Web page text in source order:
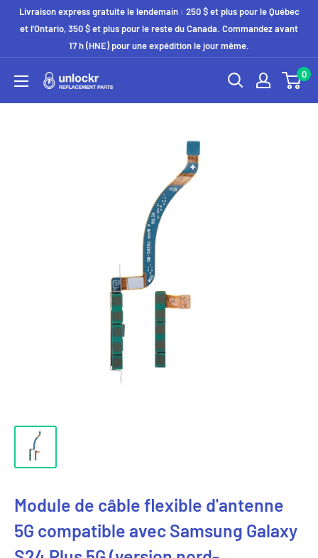
PasserLivraison express gratuite le lendemain : 250 $ et plus pour le Québec
et l'Ontario, 350 $ et plus pour le reste du Canada. Commandez avant
17 h (HNE) pour une expédition le jour même.
Unlockr
0
Module de câble flexible d'antenne
5G compatible avec Samsung Galaxy